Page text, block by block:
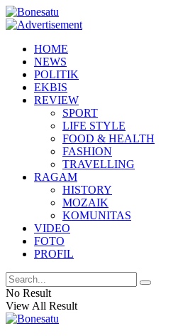
HOME
NEWS
POLITIK
EKBIS
REVIEW
SPORT
LIFE STYLE
FOOD & HEALTH
FASHION
TRAVELLING
RAGAM
HISTORY
MOZAIK
KOMUNITAS
VIDEO
FOTO
PROFIL
No Result
View All Result